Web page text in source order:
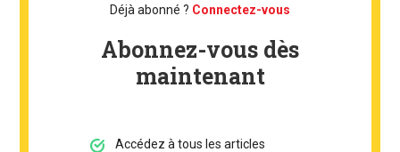
Déjà abonné ? Connectez-vous
Abonnez-vous dès
maintenant
Accédez à tous les articles